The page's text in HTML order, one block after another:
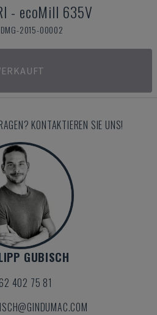
- ecoMill 635V
2015-00002
KONTAKTIEREN SIE UNS!
GUBISCH
402 75 81